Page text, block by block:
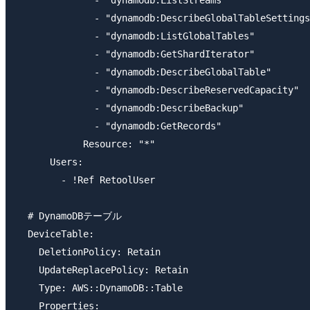
-
              - "dynamodb:ListGlobalTables"
              - "dynamodb:GetShardIterator"
              - "dynamodb:DescribeGlobalTable"
              - "dynamodb:DescribeReservedCapacity"
              - "dynamodb:DescribeBackup"
              - "dynamodb:GetRecords"
            Resource: "*"
      Users:
        - !Ref RetoolUser
  # DynamoDBテーブル
  DeviceTable:
    DeletionPolicy: Retain
    UpdateReplacePolicy: Retain
    Type: AWS::DynamoDB::Table
    Properties: